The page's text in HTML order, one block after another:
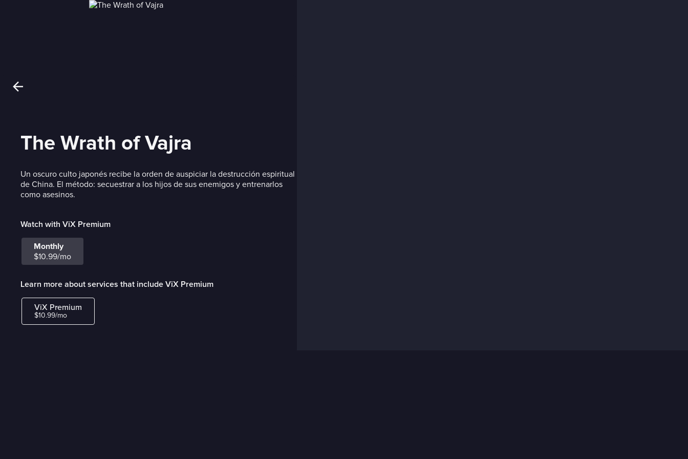
The Wrath of Vajra
Un oscuro culto japonés recibe la orden de auspiciar la destrucción espiritual
de China. El método: secuestrar a los hijos de sus enemigos y entrenarlos
como asesinos.
Watch with ViX Premium
Monthly
$10.99/mo
Learn more about services that include ViX Premium
ViX Premium
$10.99/mo